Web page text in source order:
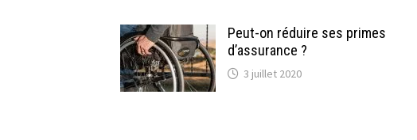
Peut-on réduire ses primes
d’assurance ?
3 juillet 2020